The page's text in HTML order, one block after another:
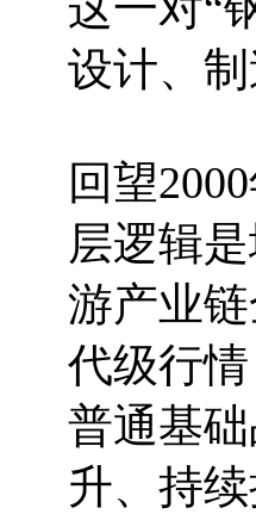
设计、
回望
层逻辑
游产业
代级行
普通基
升、持